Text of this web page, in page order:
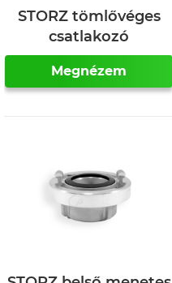
STORZ tömlővéges
csatlakozó
Megnézem